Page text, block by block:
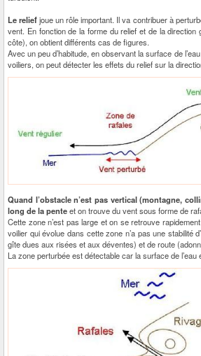
Le reliefjoue un rôle important. Il va contribuer à
vent. En fonction de la forme du relief et de la
côte), on obtient différents cas de figures.
Avec un peu d’habitude, en observant la surface de
voiliers, on peut détecter les effets du relief sur la
Quand l’obstacle n’est pas vertical (montagne,
long de la penteet on trouve du vent sous forme de
Cette zone n’est pas large et on se retrouve
voilier qui évolue dans cette zone n’a pas une stabilité
gîte dues aux risées et aux déventes) et de route
La zone perturbée est détectable car la surface de